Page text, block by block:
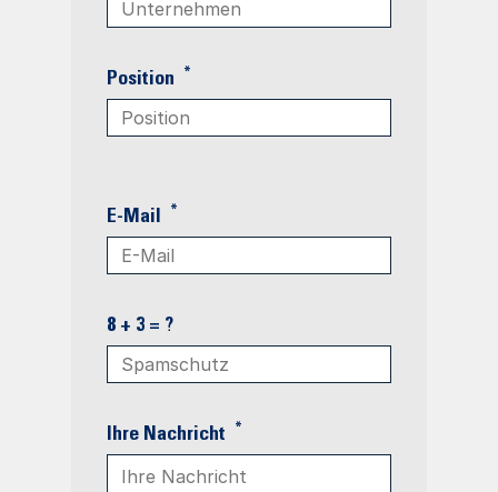
Position *
E-Mail *
8 + 3 = ?
Ihre Nachricht *